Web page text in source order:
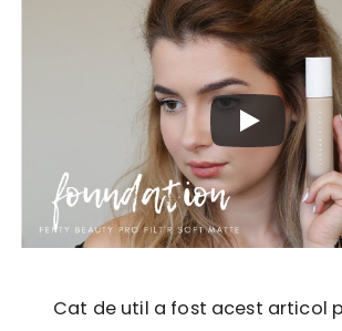
Cat de util a fost acest articol